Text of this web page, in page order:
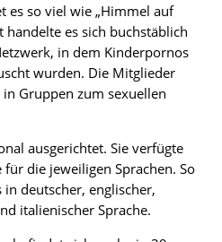
es so viel wie „Himmel auf
handelte es sich buchstäblich
in dem Kinderpornos
wurden. Die Mitglieder
Gruppen zum sexuellen
ausgerichtet. Sie verfügte
die jeweiligen Sprachen. So
in deutscher, englischer,
italienischer Sprache.